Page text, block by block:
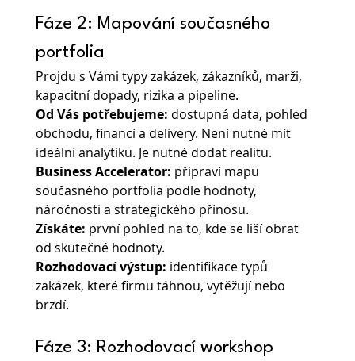
Fáze 2: Mapování současného
portfolia
Projdu s Vámi typy zakázek, zákazníků, marži,
kapacitní dopady, rizika a pipeline.
Od Vás potřebujeme: dostupná data, pohled
obchodu, financí a delivery. Není nutné mít
ideální analytiku. Je nutné dodat realitu.
Business Accelerator: připraví mapu
současného portfolia podle hodnoty,
náročnosti a strategického přínosu.
Získáte: první pohled na to, kde se liší obrat
od skutečné hodnoty.
Rozhodovací výstup: identifikace typů
zakázek, které firmu táhnou, vytěžují nebo
brzdí.
Fáze 3: Rozhodovací workshop